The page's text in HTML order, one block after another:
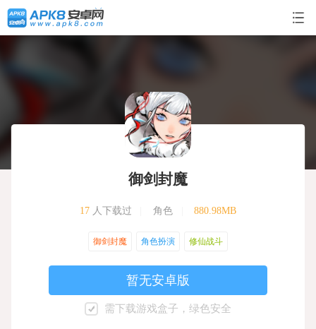
御剑封魔
17人下载过 角色 880.98MB
御剑封魔 角色扮演 修仙战斗
暂无安卓版
需下载游戏盒子，绿色安全